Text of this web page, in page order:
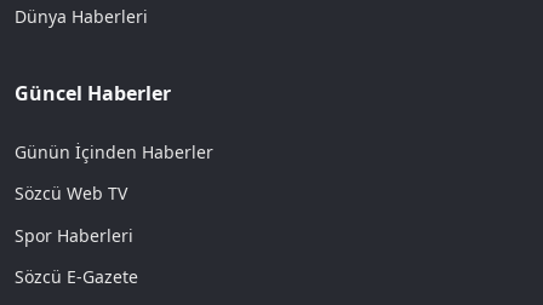
Dünya Haberleri
Güncel Haberler
Günün İçinden Haberler
Sözcü Web TV
Spor Haberleri
Sözcü E-Gazete